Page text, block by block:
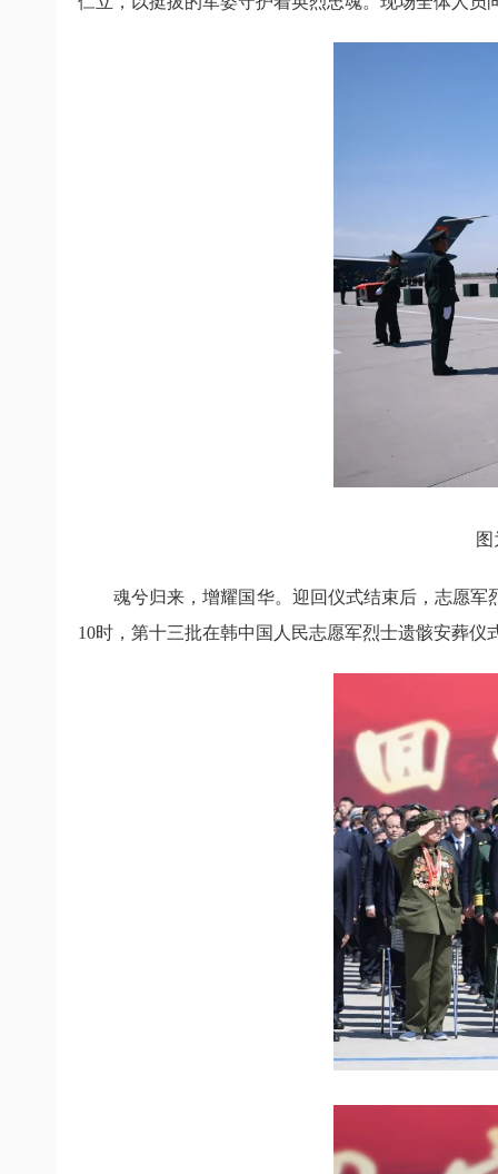
魂兮归来，增耀国华。迎回仪式结束后，志愿
10时，第十三批在韩中国人民志愿军烈士遗骸安葬